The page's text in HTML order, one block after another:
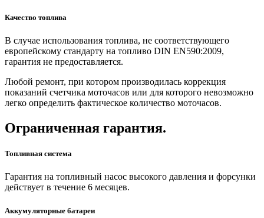
Качество топлива
В случае использования топлива, не соответствующего
европейскому стандарту на топливо DIN EN590:2009,
гарантия не предоставляется.
Любой ремонт, при котором производилась коррекция
показаний счетчика моточасов или для которого невозможно
легко определить фактическое количество моточасов.
Ограниченная гарантия.
Топливная система
Гарантия на топливный насос высокого давления и форсунки
действует в течение 6 месяцев.
Аккумуляторные батареи